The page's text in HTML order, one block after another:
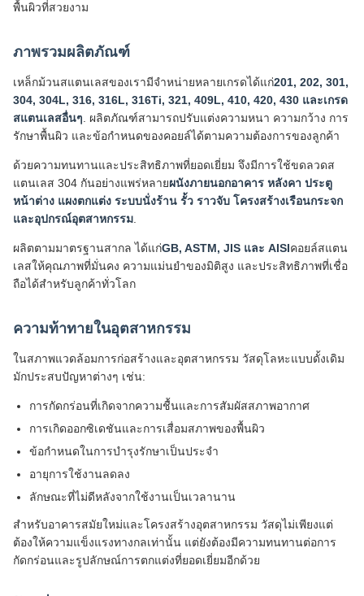
พื้นผิวที่สวยงาม
ภาพรวมผลิตภัณฑ์
เหล็กม้วนสแตนเลสของเรามีจำหน่ายหลายเกรดได้แก่201, 202, 301,
304, 304L, 316, 316L, 316Ti, 321, 409L, 410, 420, 430 และเกรด
สแตนเลสอื่นๆ . ผลิตภัณฑ์สามารถปรับแต่งความหนา ความกว้าง การ
รักษาพื้นผิว และข้อกำหนดของคอยล์ได้ตามความต้องการของลูกค้า
ด้วยความทนทานและประสิทธิภาพที่ยอดเยี่ยม จึงมีการใช้ขดลวดส
แตนเลส 304 กันอย่างแพร่หลายผนังภายนอกอาคาร หลังคา ประตู
หน้าต่าง แผงตกแต่ง ระบบนั่งร้าน รั้ว ราวจับ โครงสร้างเรือนกระจก
และอุปกรณ์อุตสาหกรรม
ผลิตตามมาตรฐานสากล ได้แก่GB, ASTM, JIS และ AISIคอยล์สแตน
เลสให้คุณภาพที่มั่นคง ความแม่นยำของมิติสูง และประสิทธิภาพที่เชื่อ
ถือได้สำหรับลูกค้าทั่วโลก
ความท้าทายในอุตสาหกรรม
ในสภาพแวดล้อมการก่อสร้างและอุตสาหกรรม วัสดุโลหะแบบดั้งเดิม
มักประสบปัญหาต่างๆ เช่น:
การกัดกร่อนที่เกิดจากความชื้นและการสัมผัสสภาพอากาศ
การเกิดออกซิเดชันและการเสื่อมสภาพของพื้นผิว
ข้อกำหนดในการบำรุงรักษาเป็นประจำ
อายุการใช้งานลดลง
ลักษณะที่ไม่ดีหลังจากใช้งานเป็นเวลานาน
สำหรับอาคารสมัยใหม่และโครงสร้างอุตสาหกรรม วัสดุไม่เพียงแต่
ต้องให้ความแข็งแรงทางกลเท่านั้น แต่ยังต้องมีความทนทานต่อการ
กัดกร่อนและรูปลักษณ์การตกแต่งที่ยอดเยี่ยมอีกด้วย